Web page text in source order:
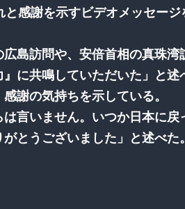
感謝を示すビデオメッセージ
島訪問や、安倍首相の真珠湾
に共鳴していただいた」と述
謝の気持ちを示している。
言いません。いつか日本に戻
とうございました」と述べた